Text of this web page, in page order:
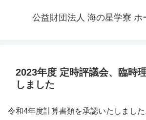
公益財団法人 海の星学寮 ホ
2023年度 定時評議会、臨時
しました
令和4年度計算書類を承認いたしました